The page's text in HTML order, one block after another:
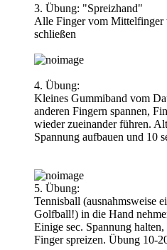
3. Übung: "Spreizhand"
Alle Finger vom Mittelfinger
schließen
4. Übung:
Kleines Gummiband vom
anderen Fingern spannen,
wieder zueinander führen.
Spannung aufbauen und 10
5. Übung:
Tennisball (ausnahmsweise
Golfball!) in die Hand
Einige sec. Spannung
Finger spreizen. Übung 10-